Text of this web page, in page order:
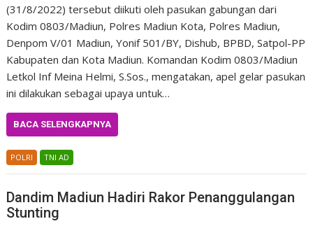
(31/8/2022) tersebut diikuti oleh pasukan gabungan dari
Kodim 0803/Madiun, Polres Madiun Kota, Polres Madiun,
Denpom V/01 Madiun, Yonif 501/BY, Dishub, BPBD, Satpol-PP
Kabupaten dan Kota Madiun. Komandan Kodim 0803/Madiun
Letkol Inf Meina Helmi, S.Sos., mengatakan, apel gelar pasukan
ini dilakukan sebagai upaya untuk…
BACA SELENGKAPNYA
POLRI TNI AD
Dandim Madiun Hadiri Rakor Penanggulangan
Stunting